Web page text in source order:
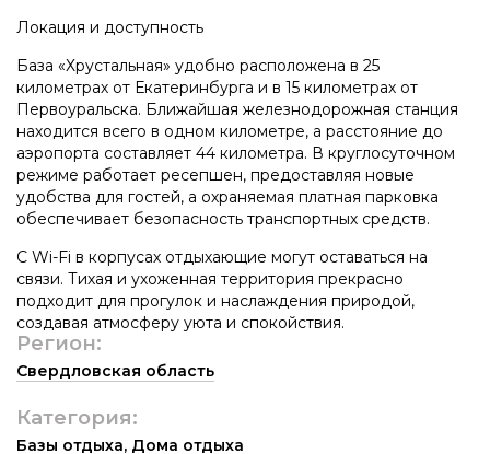
Локация и доступность
База «Хрустальная» удобно расположена в 25
километрах от Екатеринбурга и в 15 километрах от
Первоуральска. Ближайшая железнодорожная станция
находится всего в одном километре, а расстояние до
аэропорта составляет 44 километра. В круглосуточном
режиме работает ресепшен, предоставляя новые
удобства для гостей, а охраняемая платная парковка
обеспечивает безопасность транспортных средств.
С Wi-Fi в корпусах отдыхающие могут оставаться на
связи. Тихая и ухоженная территория прекрасно
подходит для прогулок и наслаждения природой,
создавая атмосферу уюта и спокойствия.
Регион:
Свердловская область
Категория:
Базы отдыха, Дома отдыха